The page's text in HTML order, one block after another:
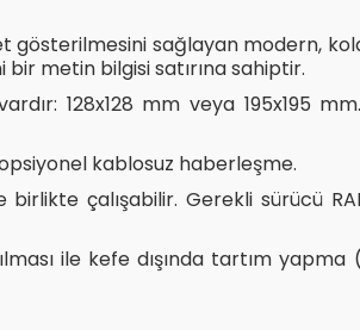
gösterilmesini sağlayan modern,
metin bilgisi satırına sahiptir.
128x128 mm veya 195x195
kablosuz haberleşme.
çalışabilir. Gerekli sürücü
ile kefe dışında tartım